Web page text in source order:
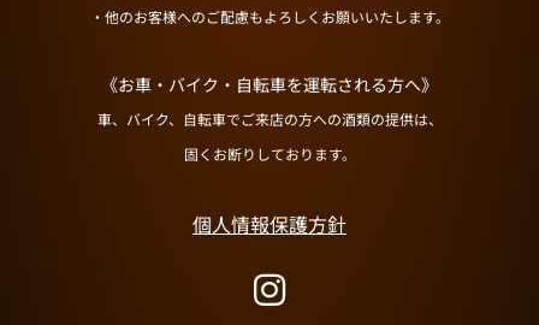
・他のお客様へのご配慮もよろしくお願いいたします。
《お車・バイク・自転車を運転される方へ》
車、バイク、自転車でご来店の方への酒類の提供は、
固くお断りしております。
個人情報保護方針